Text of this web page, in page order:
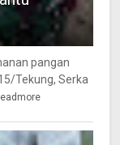
pangan
Tekung, Serka